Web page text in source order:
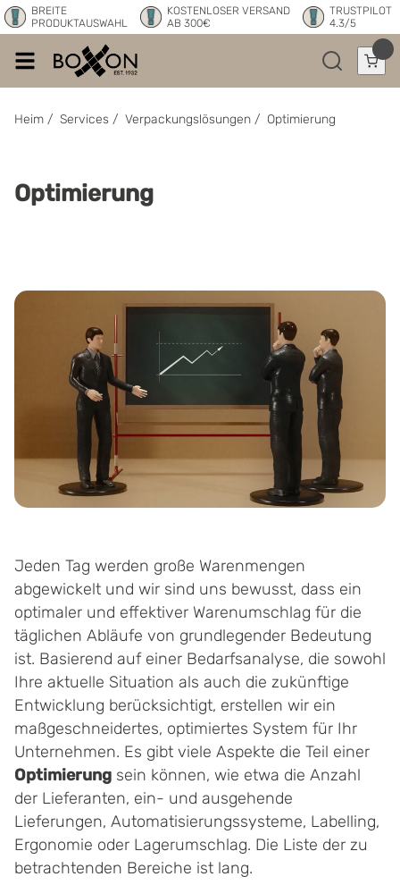
BREITE
PRODUKTAUSWAHL
KOSTENLOSER VERSAND
AB 300€
TRUSTPILOT
4.3/5
Heim / Services / Verpackungslösungen / Optimierung
Optimierung
Jeden Tag werden große Warenmengen
abgewickelt und wir sind uns bewusst, dass ein
optimaler und effektiver Warenumschlag für die
täglichen Abläufe von grundlegender Bedeutung
ist. Basierend auf einer Bedarfsanalyse, die sowohl
Ihre aktuelle Situation als auch die zukünftige
Entwicklung berücksichtigt, erstellen wir ein
maßgeschneidertes, optimiertes System für Ihr
Unternehmen. Es gibt viele Aspekte die Teil einer
Optimierung sein können, wie etwa die Anzahl
der Lieferanten, ein- und ausgehende
Lieferungen, Automatisierungssysteme, Labelling,
Ergonomie oder Lagerumschlag. Die Liste der zu
betrachtenden Bereiche ist lang.